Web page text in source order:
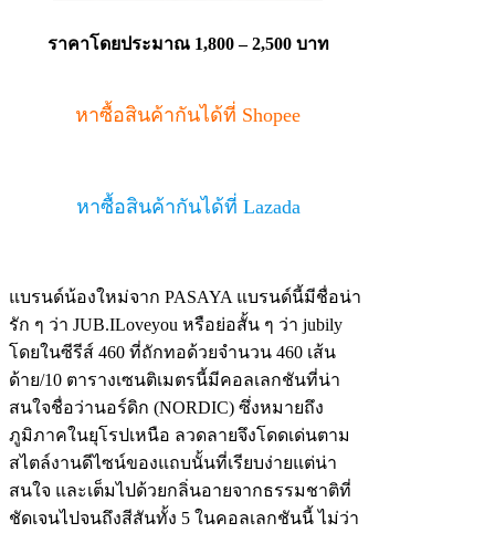
ราคาโดยประมาณ 1,800 – 2,500 บาท
หาซื้อสินค้ากันได้ที่ Shopee
หาซื้อสินค้ากันได้ที่ Lazada
แบรนด์น้องใหม่จาก PASAYA แบรนด์นี้มีชื่อน่า
รัก ๆ ว่า JUB.ILoveyou หรือย่อสั้น ๆ ว่า jubily
โดยในซีรีส์ 460 ที่ถักทอด้วยจำนวน 460 เส้น
ด้าย/10 ตารางเซนติเมตรนี้มีคอลเลกชันที่น่า
สนใจชื่อว่านอร์ดิก (NORDIC) ซึ่งหมายถึง
ภูมิภาคในยุโรปเหนือ ลวดลายจึงโดดเด่นตาม
สไตล์งานดีไซน์ของแถบนั้นที่เรียบง่ายแต่น่า
สนใจ และเต็มไปด้วยกลิ่นอายจากธรรมชาติที่
ชัดเจนไปจนถึงสีสันทั้ง 5 ในคอลเลกชันนี้ ไม่ว่า